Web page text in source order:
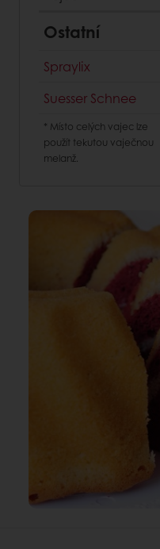
Ostatní
Spraylix
Suesser Schnee
* Místo celých vajec lze
použít tekutou vaječnou
melanž.